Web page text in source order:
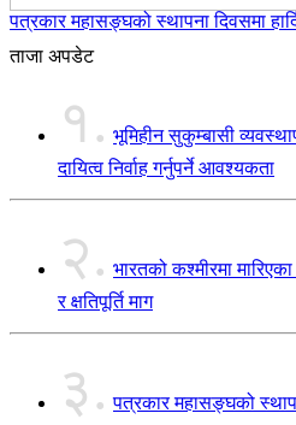
पत्रकार महासङ्घको स्थापना दिवसमा
ताजा अपडेट
१. भूमिहीन सुकुम्बासी
दायित्व निर्वाह गर्नुपर्ने आवश्यकता
२. भारतको कश्मीरमा
र क्षतिपूर्ति माग
३. पत्रकार महासङ्घको